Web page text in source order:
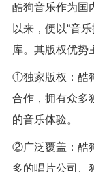
酷狗音乐作为国
以来，便以“音
库。其版权优势
①独家版权：酷
合作，拥有众多
的音乐体验。
②广泛覆盖：酷
多的唱片公司、